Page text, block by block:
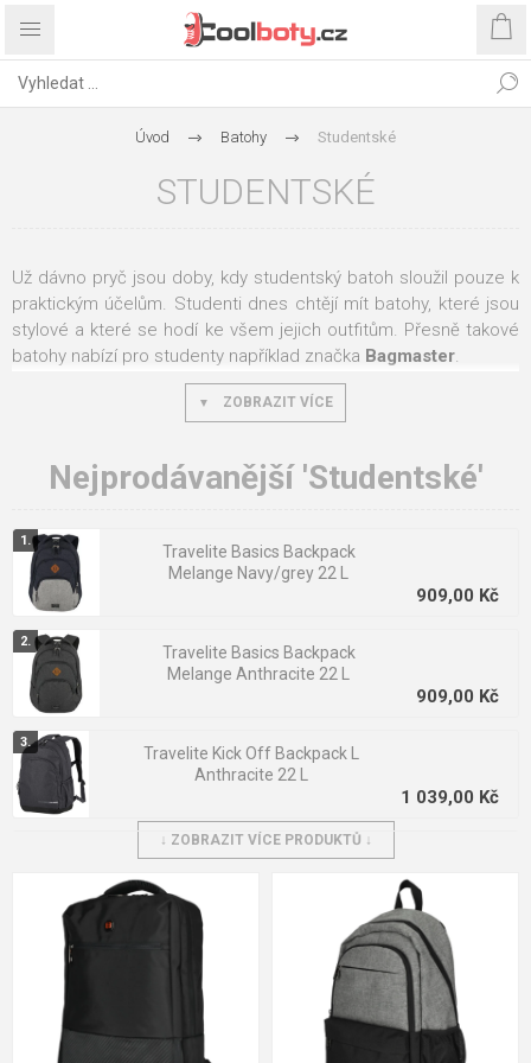
Úvod Batohy Studentské
STUDENTSKÉ
Už dávno pryč jsou doby, kdy studentský batoh sloužil pouze k
praktickým účelům. Studenti dnes chtějí mít batohy, které jsou
stylové a které se hodí ke všem jejich outfitům. Přesně takové
batohy nabízí pro studenty například značka Bagmaster.
Na našem e-shopu najdete školní batohy pro 2. stupeň
ale také pro studentystředních a vysokých
na notebook a tablet.Některé studentské batohy obsahují
tajnou kapsu
na zádech pro uložení cenností.
Skvělým řešením, jak udržet ve batohu pořádek, je o
pro praktické uložení telefonu, psacích potřeb a veškeré
dokumentace
. Všechny batohy disponují
polstrovaným
zádovým systémem s odvětráváním a nastavitelnými
popruhy.
ZOBRAZIT VÍCE
Nejprodávanější 'Studentské'
Travelite Basics Backpack
Melange Navy/grey 22 L
909,00 Kč
Travelite Basics Backpack
Melange Anthracite 22 L
909,00 Kč
Travelite Kick Off Backpack L
Anthracite 22 L
1 039,00 Kč
Travelite Basics Roll-up
1 039,00 Kč
Travelite Basics Backpack
Melange Rose/grey 22 L
909,00 Kč
Travelite Basics Backpack
↓ ZOBRAZIT VÍCE PRODUKTŮ ↓